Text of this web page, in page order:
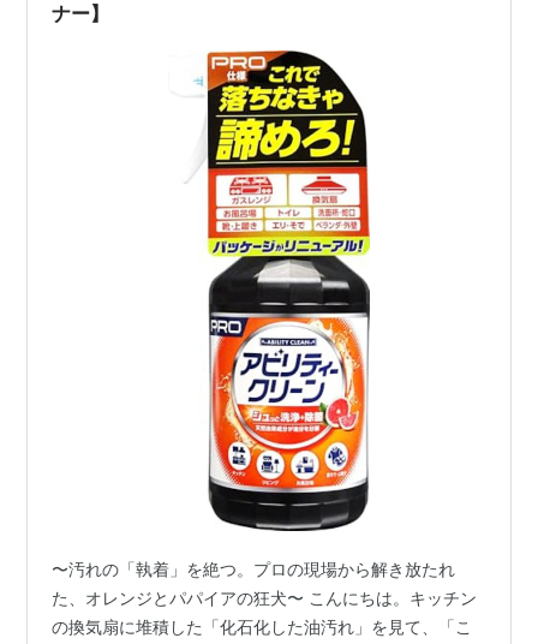
ナー】
〜汚れの「執着」を絶つ。プロの現場から解き放たれ
た、オレンジとパパイアの狂犬〜 こんにちは。キッチン
の換気扇に堆積した「化石化した油汚れ」を見て、「こ